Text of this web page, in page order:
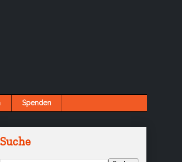
Spenden
Suche